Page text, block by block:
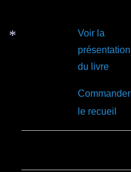
Voir la
présentation
du livre
Commander
le recueil